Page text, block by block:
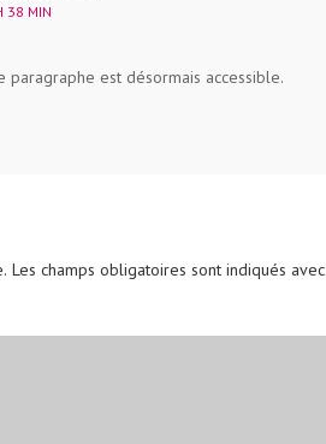
38 MIN
paragraphe est désormais accessible.
Les champs obligatoires sont indiqués avec